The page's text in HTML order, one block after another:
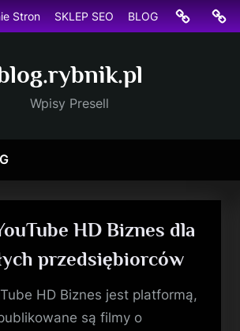
Stron SKLEP SEO BLOG
Strona
główna
Wpisy Presell
HD Biznes dla
przedsiębiorców
HD Biznes jest platformą,
są filmy o